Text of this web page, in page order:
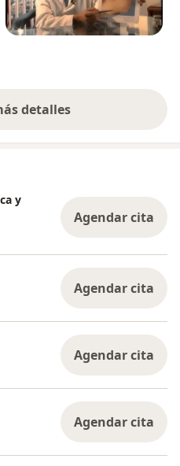
detalles
sobre la experiencia
y
Agendar cita
Agendar cita
Agendar cita
Agendar cita